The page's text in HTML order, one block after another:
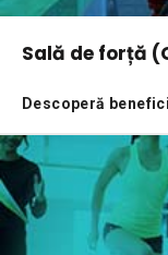
Sală de forță
Descoperă